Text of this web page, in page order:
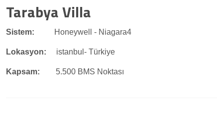
Tarabya Villa
Sistem: Honeywell - Niagara4
Lokasyon: istanbul- Türkiye
Kapsam: 5.500 BMS Noktası